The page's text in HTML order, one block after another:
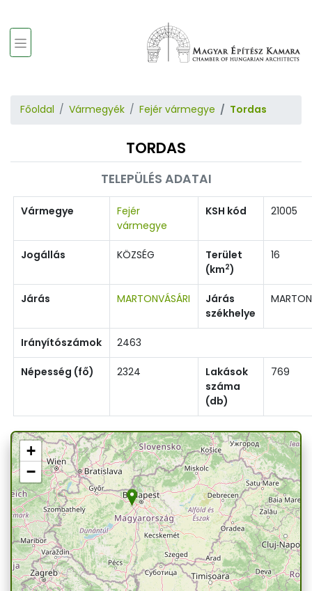
Főoldal Vármegyék Fejér vármegye Tordas
TORDAS
TELEPÜLÉS ADATAI
Vármegye
Fejér
vármegye
KSH kód 21005
Jogállás KÖZSÉG
Terület
(km2)
16
Járás MARTONVÁSÁRI
Járás
székhelye
Irányítószámok 2463
Népesség (fő) 2324
Lakások
száma
(db)
769
+
−